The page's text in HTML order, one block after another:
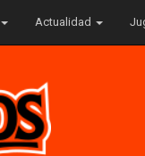
Actualidad